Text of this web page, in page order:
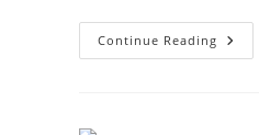
Continue Reading
Hp